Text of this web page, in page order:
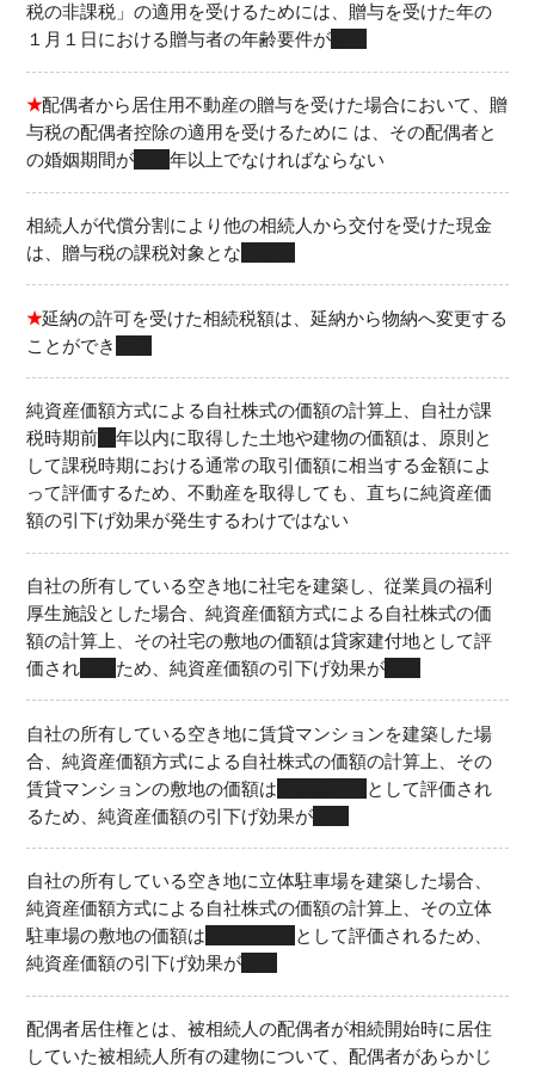
税の非課税」の適用を受けるためには、贈与を受けた年の
１月１日における贈与者の年齢要件がない
★配偶者から居住用不動産の贈与を受けた場合において、贈
与税の配偶者控除の適用を受けるために は、その配偶者と
の婚姻期間が２０ 年以上でなければならない
相続人が代償分割により他の相続人から交付を受けた現金
は、贈与税の課税対象とな
★延納の許可を受けた相続税額は、延納から物納へ変更する
ことができ
純資産価額方式による自社株式の価額の計算上、自社が課
税時期前３ 年以内に取得した土地や建物の価額は、原則と
して課税時期における通常の取引価額に相当する金額によ
って評価するため、不動産を取得しても、直ちに純資産価
額の引下げ効果が発生するわけではない
自社の所有している空き地に社宅を建築し、従業員の福利
厚生施設とした場合、純資産価額方式による自社株式の価
額の計算上、その社宅の敷地の価額は貸家建付地として評
価されない ため、純資産価額の引下げ効果がない
自社の所有している空き地に賃貸マンションを建築した場
合、純資産価額方式による自社株式の価額の計算上、その
賃貸マンションの敷地の価額は
として評価され
るため、純資産価額の引下げ効果がある
自社の所有している空き地に立体駐車場を建築した場合、
純資産価額方式による自社株式の価額の計算上、その立体
駐車場の敷地の価額は
として評価されるため、
純資産価額の引下げ効果がない
配偶者居住権とは、被相続人の配偶者が相続開始時に居住
していた被相続人所有の建物について、配偶者があらかじ